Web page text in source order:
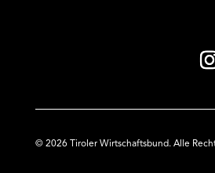
© 2026 Tiroler Wirtschaftsbund. Alle